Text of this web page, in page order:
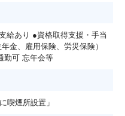
あり ●資格取得支援・手当
金、雇用保険、労災保険）
勤可 忘年会等
喫煙所設置」